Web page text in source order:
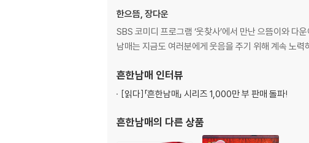
웃음 없인 볼 수 없는 지독한 화장실 전쟁, 티 안 나게 놀
일기 등 알콩달콩 귀여운 웃음이 가득한 일상을 소개합
소속되어 있습니다. 상황극콩트 등을 통해 어린이들에
더위를 날리는 흔한남매의 오싹하고 깜찍한 일상!
우당탕탕 흔한남매 홈 비디오 160
『흔한남매 2』
2화 오빠에게 괴롭힘 안 당하는 비법 22
3화 첫째라서 서러운 으뜸이 36
4화 오디션에 도전한 에이미 48
꼭꼭 숨어라! 숨은그림찾기 60
한으뜸, 장다운
SBS 코미디 프로그램 ‘웃찾사’에서 만난 으뜸이와 다
남매는 지금도 여러분에게 웃음을 주기 위해 계속 노력
흔한남매 인터뷰
[읽다]「흔한남매」 시리즈 1,000만 부 판매 돌파!
흔한남매의 다른 상품